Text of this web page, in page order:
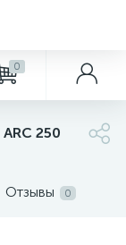
0
250
Отзывы 0